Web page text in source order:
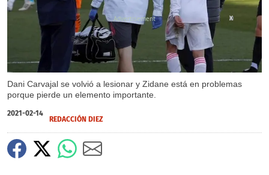
Dani Carvajal se volvió a lesionar y Zidane está en problemas
porque pierde un elemento importante.
X
2021-02-14
REDACCIÓN DIEZ